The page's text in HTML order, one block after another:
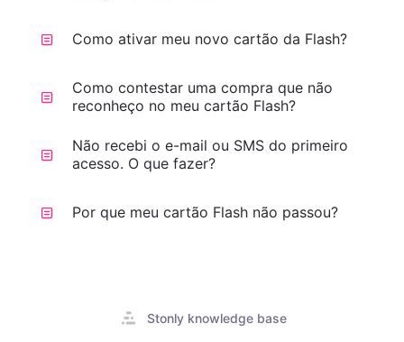
Como ativar meu novo cartão da Flash?
Como contestar uma compra que não
reconheço no meu cartão Flash?
Não recebi o e-mail ou SMS do primeiro
acesso. O que fazer?
Por que meu cartão Flash não passou?
Stonly knowledge baseAbre